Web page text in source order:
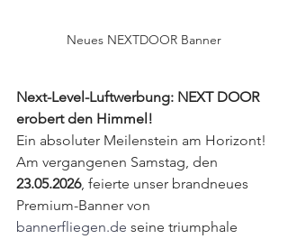
Neues NEXTDOOR Banner
Next-Level-Luftwerbung: NEXT DOOR
erobert den Himmel!
Ein absoluter Meilenstein am Horizont!
Am vergangenen Samstag, den
23.05.2026, feierte unser brandneues
Premium-Banner von
bannerfliegen.de seine triumphale